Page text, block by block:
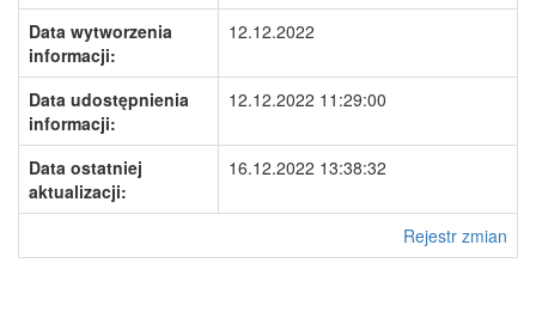
Data wytworzenia
informacji:
12.12.2022
Data udostępnienia
informacji:
12.12.2022 11:29:00
Data ostatniej
aktualizacji:
16.12.2022 13:38:32
Rejestr zmian